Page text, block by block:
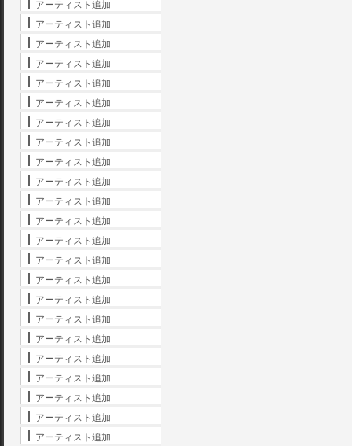
アーティスト追加
アーティスト追加
アーティスト追加
アーティスト追加
アーティスト追加
アーティスト追加
アーティスト追加
アーティスト追加
アーティスト追加
アーティスト追加
アーティスト追加
アーティスト追加
アーティスト追加
アーティスト追加
アーティスト追加
アーティスト追加
アーティスト追加
アーティスト追加
アーティスト追加
アーティスト追加
アーティスト追加
アーティスト追加
アーティスト追加